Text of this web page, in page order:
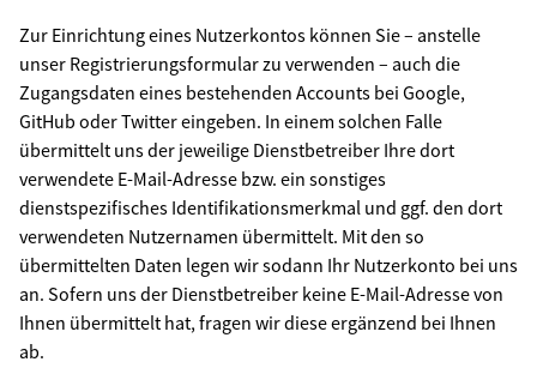
Zur Einrichtung eines Nutzerkontos können Sie – anstelle
unser Registrierungsformular zu verwenden – auch die
Zugangsdaten eines bestehenden Accounts bei Google,
GitHub oder Twitter eingeben. In einem solchen Falle
übermittelt uns der jeweilige Dienstbetreiber Ihre dort
verwendete E-Mail-Adresse bzw. ein sonstiges
dienstspezifisches Identifikationsmerkmal und ggf. den dort
verwendeten Nutzernamen übermittelt. Mit den so
übermittelten Daten legen wir sodann Ihr Nutzerkonto bei uns
an. Sofern uns der Dienstbetreiber keine E-Mail-Adresse von
Ihnen übermittelt hat, fragen wir diese ergänzend bei Ihnen
ab.